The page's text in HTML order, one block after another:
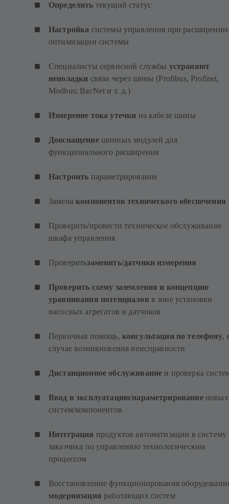
Определить текущий статус
Настройка системы управления при
оптимизации системы
Специалисты сервисной службы устраняют
неполадки связи через шины (Profibus, Profinet,
Modbus; BacNet и т. д.)
Измерение тока утечки на кабеле шины
Дооснащениешинных модулей для
функционального расширения
Настроить параметрирование
Замена компонентов технического обеспечения
Проверить/провести техническое обслуживание
шкафа управления
Проверитьзаменить/датчики измерения
Проверить схему заземления и концепцию
уравнивания потенциалов в зоне установки
насосных агрегатов и датчиков
Первичная помощь, консультации по телефону,
случае возникновения неисправности
Дистанционное обслуживание и проверка
Ввод в эксплуатацию/параметрированиеновых
систем/компонентов
Интеграция продуктов автоматизации в систему
заказчика по управлению технологическим
процессом
Восстановление функционирования
модернизация работающих систем